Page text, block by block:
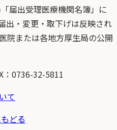
届出受理医療機関名簿」 に
出・変更・取下げは反映され
院または各地方厚生局の公開
：0736-32-5811
て
どる